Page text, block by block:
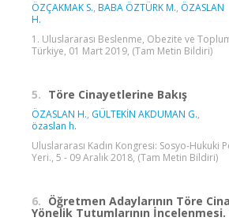
ÖZÇAKMAK S., BABA ÖZTÜRK M., ÖZASLAN
H.
1. Uluslararası Beslenme, Obezite ve
Türkiye, 01 Mart 2019, (Tam Metin Bildiri)
5. Töre Cinayetlerine Bakış
ÖZASLAN H., GÜLTEKİN AKDUMAN G.,
özaslan h.
Uluslararası Kadın Kongresi: Sosyo-Hukuki
Yeri., 5 - 09 Aralık 2018, (Tam Metin Bildiri)
6. Öğretmen Adaylarının Töre
Yönelik Tutumlarının İncelenmesi.